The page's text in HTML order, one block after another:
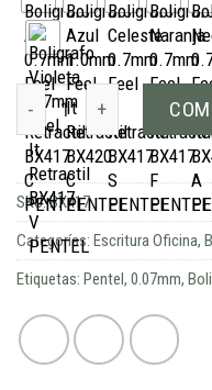
Boligrafo 0.7mm Feel It
SKU:BX417
Categorías: Escritura Oficina,
Etiquetas: Pentel, 0.07mm,